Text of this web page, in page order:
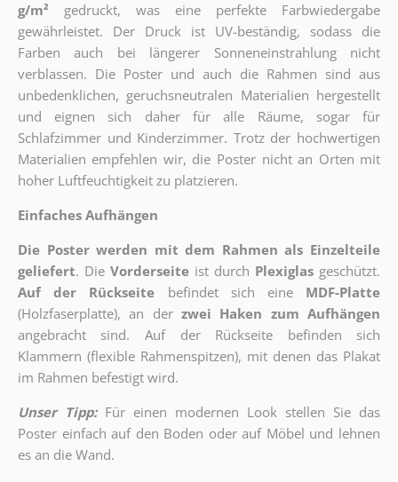
g/m²
gedruckt, was eine perfekte Farbwiedergabe
gewährleistet. Der Druck ist UV-beständig, sodass die
Farben auch bei längerer Sonneneinstrahlung nicht
verblassen. Die Poster und auch die Rahmen sind aus
unbedenklichen, geruchsneutralen Materialien hergestellt
und eignen sich daher für alle Räume, sogar für
Schlafzimmer und Kinderzimmer. Trotz der hochwertigen
Materialien empfehlen wir, die Poster nicht an Orten mit
hoher Luftfeuchtigkeit zu platzieren.
Einfaches Aufhängen
Die Poster werden mit dem Rahmen als Einzelteile
geliefert. Die Vorderseite ist durch Plexiglas geschützt.
Auf der Rückseite
befindet sich eine
MDF-Platte
(Holzfaserplatte), an der zwei Haken zum Aufhängen
angebracht sind.
Auf der Rückseite befinden sich
Klammern (flexible Rahmenspitzen), mit denen das Plakat
im Rahmen befestigt wird.
Unser Tipp: Für einen modernen Look stellen Sie das
Poster einfach auf den Boden oder auf Möbel und lehnen
es an die Wand.